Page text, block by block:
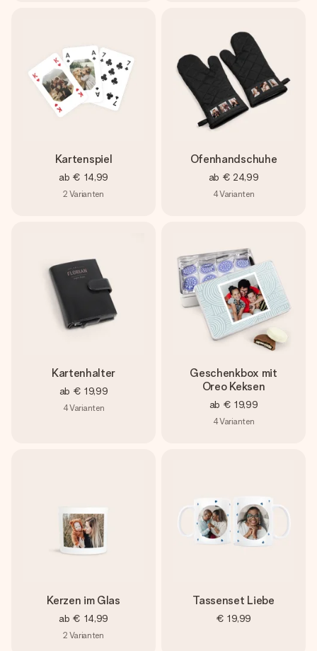
Kartenspiel
ab € 14,99
2 Varianten
Ofenhandschuhe
ab € 24,99
4Varianten
Kartenhalter
ab € 19,99
4Varianten
Geschenkbox mit
Oreo Keksen
ab € 19,99
4Varianten
Kerzen im Glas
ab € 14,99
2 Varianten
Tassenset Liebe
€ 19,99